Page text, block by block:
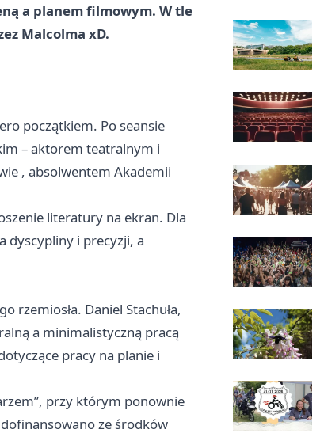
a planem filmowym. W tle
Malcolma xD.
początkiem. Po seansie
– aktorem teatralnym i
, absolwentem Akademii
literatury na ekran. Dla
dyscypliny i precyzji, a
rzemiosła. Daniel Stachuła,
a minimalistyczną pracą
pracy na planie i
przy którym ponownie
ze środków